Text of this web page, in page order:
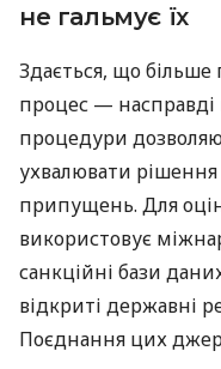
не гальмує їх
Здається, що
процес — насправді
процедури
ухвалювати
припущень. Для
використовує
санкційні бази
відкриті державні
Поєднання цих